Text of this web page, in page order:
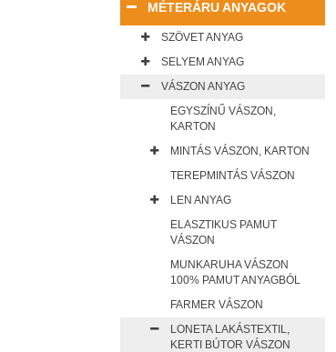
MÉTERÁRU ANYAGOK
SZÖVET ANYAG
SELYEM ANYAG
VÁSZON ANYAG
EGYSZÍNŰ VÁSZON,
KARTON
MINTÁS VÁSZON, KARTON
TEREPMINTÁS VÁSZON
LEN ANYAG
ELASZTIKUS PAMUT
VÁSZON
MUNKARUHA VÁSZON
100% PAMUT ANYAGBÓL
FARMER VÁSZON
LONETA LAKÁSTEXTIL,
KERTI BÚTOR VÁSZON